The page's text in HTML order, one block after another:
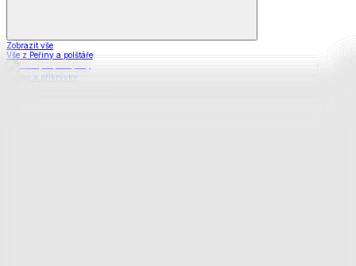
Zobrazit vše
Vše z Peřiny a polštáře
Peřiny a přikrývky